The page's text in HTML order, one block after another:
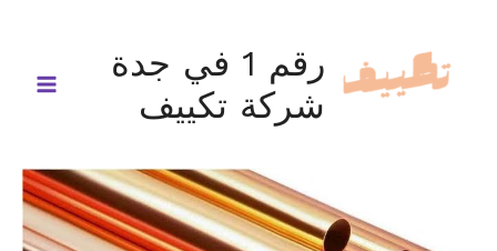
المحتوى
رقم 1 في جدة
شركة تكييف